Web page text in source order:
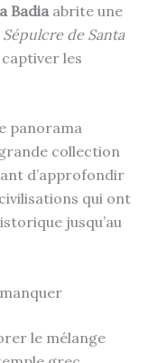
Badiaabrite une
Sépulcre de Santa
les
panorama
collection
d’approfondir
qui ont
jusqu’au
le mélange